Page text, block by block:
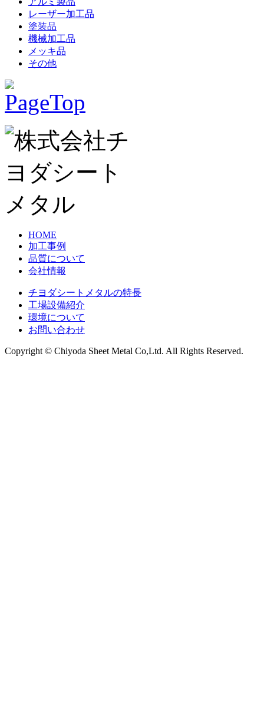
レーザー加工品
塗装品
機械加工品
メッキ品
その他
HOME
加工事例
品質について
会社情報
チヨダシートメタルの特長
工場設備紹介
環境について
お問い合わせ
Copyright © Chiyoda Sheet Metal Co,Ltd. All Rights Reserved.